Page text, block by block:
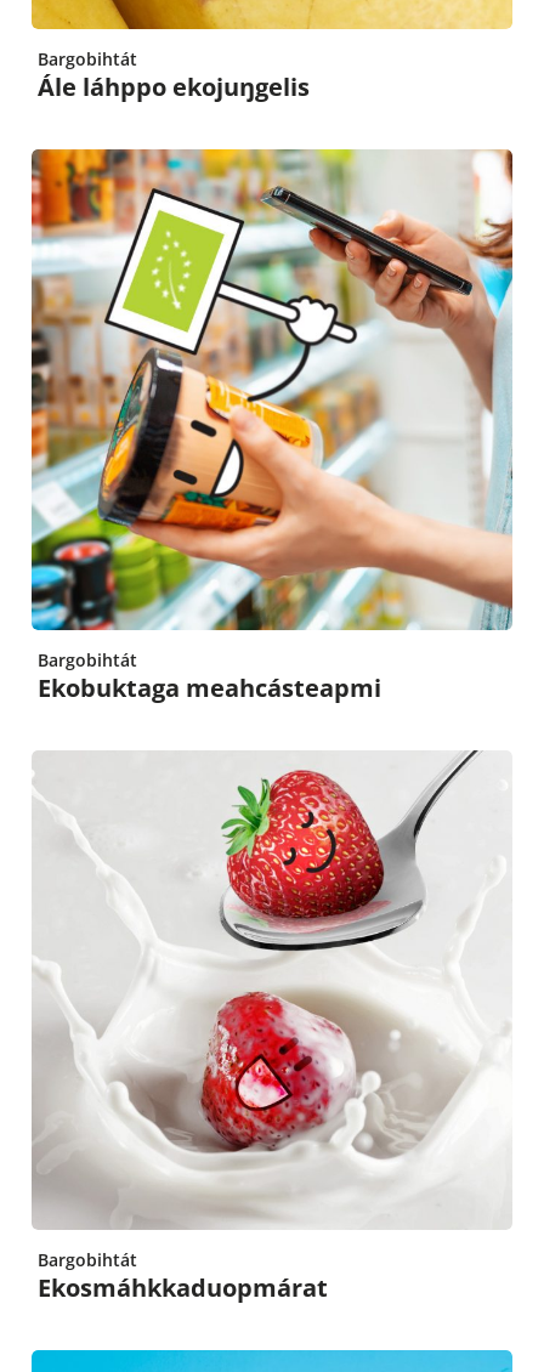
Bargobihtát
Ále láhppo ekojuŋgelis
Bargobihtát
Ekobuktaga meahcásteapmi
Bargobihtát
Ekosmáhkkaduopmárat